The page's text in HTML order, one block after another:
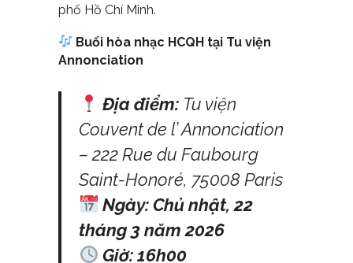
phố Hồ Chí Minh.
Buổi hòa nhạc HCQH tại Tu viện
Annonciation
Địa điểm: Tu viện
Couvent de l’ Annonciation
– 222 Rue du Faubourg
Saint-Honoré, 75008 Paris
Ngày:Chủ nhật, 22
tháng 3 năm 2026
Giờ:16h00